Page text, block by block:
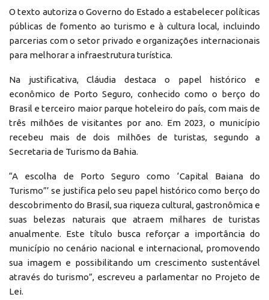
O texto autoriza o Governo do Estado a estabelecer políticas
públicas de fomento ao turismo e à cultura local, incluindo
parcerias com o setor privado e organizações internacionais
para melhorar a infraestrutura turística.
Na justificativa, Cláudia destaca o papel histórico e
econômico de Porto Seguro, conhecido como o berço do
Brasil e terceiro maior parque hoteleiro do país, com mais de
três milhões de visitantes por ano. Em 2023, o município
recebeu mais de dois milhões de turistas, segundo a
Secretaria de Turismo da Bahia.
“A escolha de Porto Seguro como ‘Capital Baiana do
Turismo”’ se justifica pelo seu papel histórico como berço do
descobrimento do Brasil, sua riqueza cultural, gastronômica e
suas belezas naturais que atraem milhares de turistas
anualmente. Este título busca reforçar a importância do
município no cenário nacional e internacional, promovendo
sua imagem e possibilitando um crescimento sustentável
através do turismo”, escreveu a parlamentar no Projeto de
Lei.